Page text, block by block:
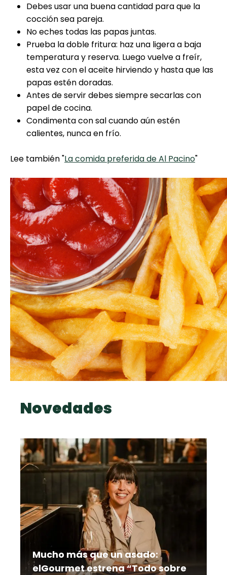
Debes usar una buena cantidad para que la
cocción sea pareja.
No eches todas las papas juntas.
Prueba la doble fritura: haz una ligera a baja
temperatura y reserva. Luego vuelve a freír,
esta vez con el aceite hirviendo y hasta que las
papas estén doradas.
Antes de servir debes siempre secarlas con
papel de cocina.
Condimenta con sal cuando aún estén
calientes, nunca en frío.
Lee también "La comida preferida de Al Pacino"
Novedades
Mucho más que un asado:
elGourmet estrena “Todo sobre